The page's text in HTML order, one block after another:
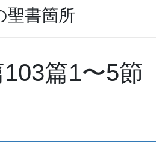
聖書箇所
篇1〜5節